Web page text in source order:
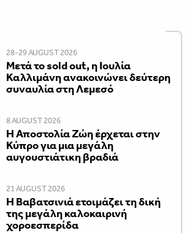
28-29 AUGUST 2026
Μετά το sold out, η Ιουλία
Καλλιμάνη ανακοινώνει δεύτερη
συναυλία στη Λεμεσό
8 AUGUST 2026
Η Αποστολία Ζώη έρχεται στην
Κύπρο για μια μεγάλη
αυγουστιάτικη βραδιά
21 AUGUST 2026
Η Βαβατσινιά ετοιμάζει τη δική
της μεγάλη καλοκαιρινή
χοροεσπερίδα